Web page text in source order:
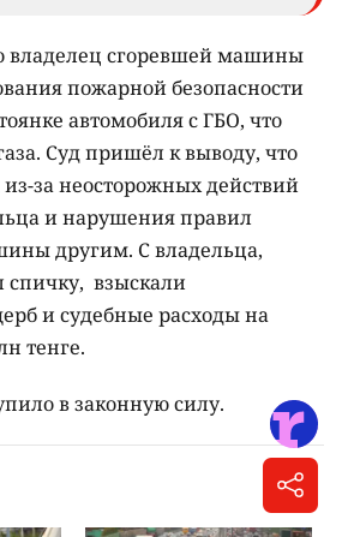
владелец сгоревшей машины
пожарной безопасности
автомобиля с ГБО, что
Суд пришёл к выводу, что
за неосторожных действий
и нарушения правил
другим. С владельца,
спичку, взыскали
и судебные расходы на
тенге.
в законную силу.